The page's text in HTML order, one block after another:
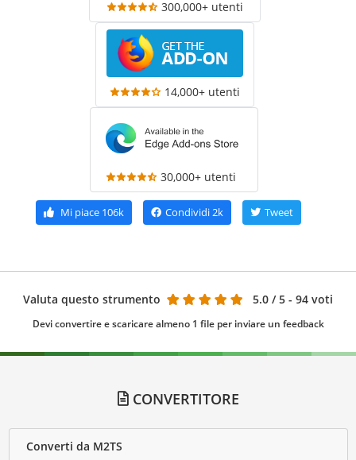
300,000+ utenti
14,000+ utenti
30,000+ utenti
Mi piace 106k Condividi2k Tweet
Valuta questo strumento 5.0 / 5 - 94 voti
Devi convertire e scaricare almeno 1 file per inviare un feedback
CONVERTITORE
Converti da M2TS